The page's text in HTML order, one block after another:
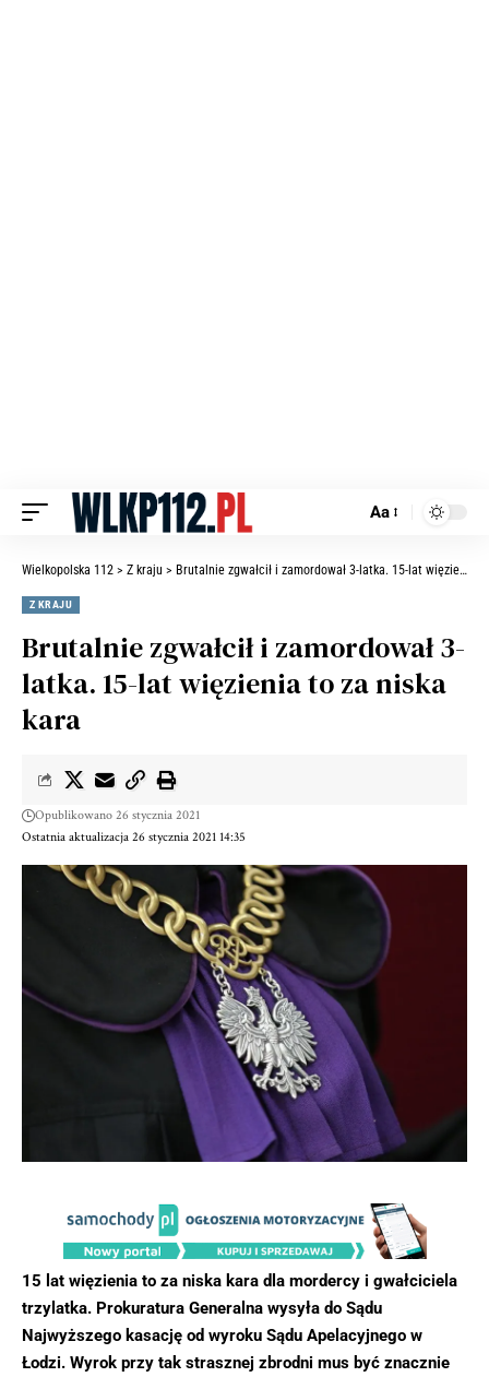
Aa
Wielkopolska 112 > Z kraju > Brutalnie zgwałcił i zamordował 3-latka. 15-lat więzienia to za niska kara
Z KRAJU
Brutalnie zgwałcił i zamordował 3-
latka. 15-lat więzienia to za niska
kara
Ostatnia aktualizacja 26 stycznia 2021 14:35
Opublikowano 26 stycznia 2021
15 lat więzienia to za niska kara dla mordercy i gwałciciela
trzylatka. Prokuratura Generalna wysyła do Sądu
Najwyższego kasację od wyroku Sądu Apelacyjnego w
Łodzi. Wyrok przy tak strasznej zbrodni mus być znacznie